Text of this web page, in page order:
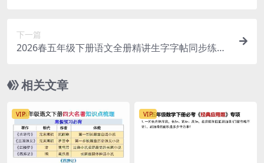
下一篇
2026春五年级下册语文全册精讲生字字帖同步练字
相关文章
VIP VIP